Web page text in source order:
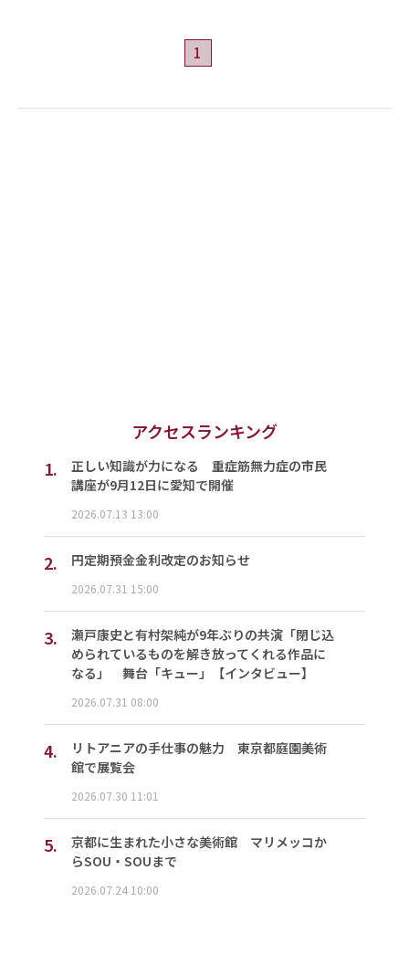
1
アクセスランキング
1.
正しい知識が力になる 重症筋無力症の市民
講座が9月12日に愛知で開催
2026.07.13 13:00
2. 円定期預金金利改定のお知らせ
2026.07.31 15:00
3.
瀬戸康史と有村架純が9年ぶりの共演「閉じ込
められているものを解き放ってくれる作品に
なる」 舞台「キュー」【インタビュー】
2026.07.31 08:00
4.
リトアニアの手仕事の魅力 東京都庭園美術
館で展覧会
2026.07.30 11:01
5.
京都に生まれた小さな美術館 マリメッコか
らSOU・SOUまで
2026.07.24 10:00